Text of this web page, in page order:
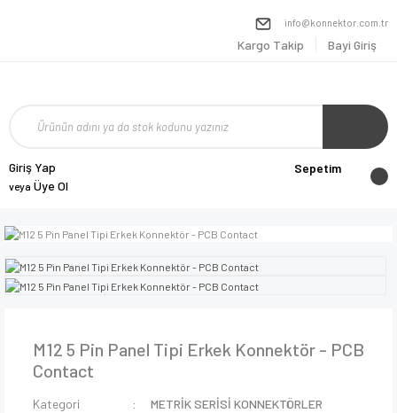
info@konnektor.com.tr
Kargo Takip Bayi Giriş
Giriş Yap
veya Üye Ol
Sepetim
M12 5 Pin Panel Tipi Erkek Konnektör - PCB
Contact
Kategori
METRİK SERİSİ KONNEKTÖRLER